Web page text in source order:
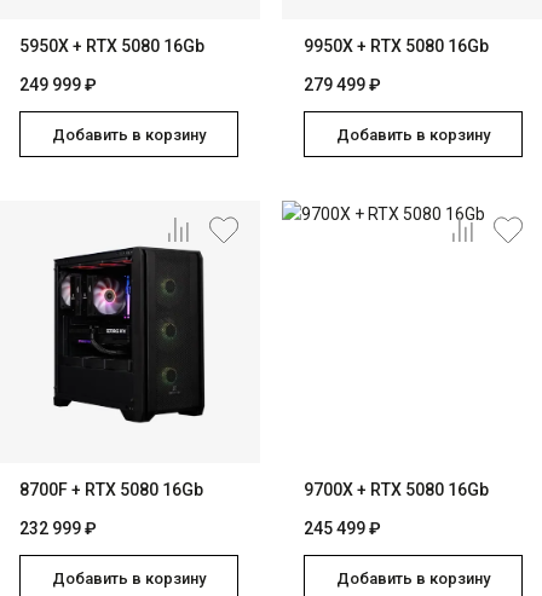
5950X + RTX 5080 16Gb
249 999 ₽
Добавить в корзину
9950X + RTX 5080 16Gb
279 499 ₽
Добавить в корзину
8700F + RTX 5080 16Gb
232 999 ₽
Добавить в корзину
9700X + RTX 5080 16Gb
245 499 ₽
Добавить в корзину